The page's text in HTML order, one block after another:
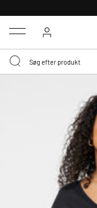
Menu